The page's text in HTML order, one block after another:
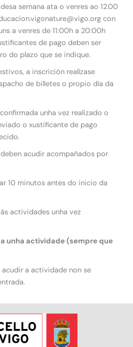
semana ata o venres ao 12.00
con
a venres de 11:00h a 20:00h
de pago deben ser
do plazo que se indique.
a inscrición realízase
de billetes o propio día da
unha vez realizado o
o xustificante de pago
acudir acompañados por
10 minutos antes do inicio da
actividades unha vez
unha actividade (sempre que
a actividade non se